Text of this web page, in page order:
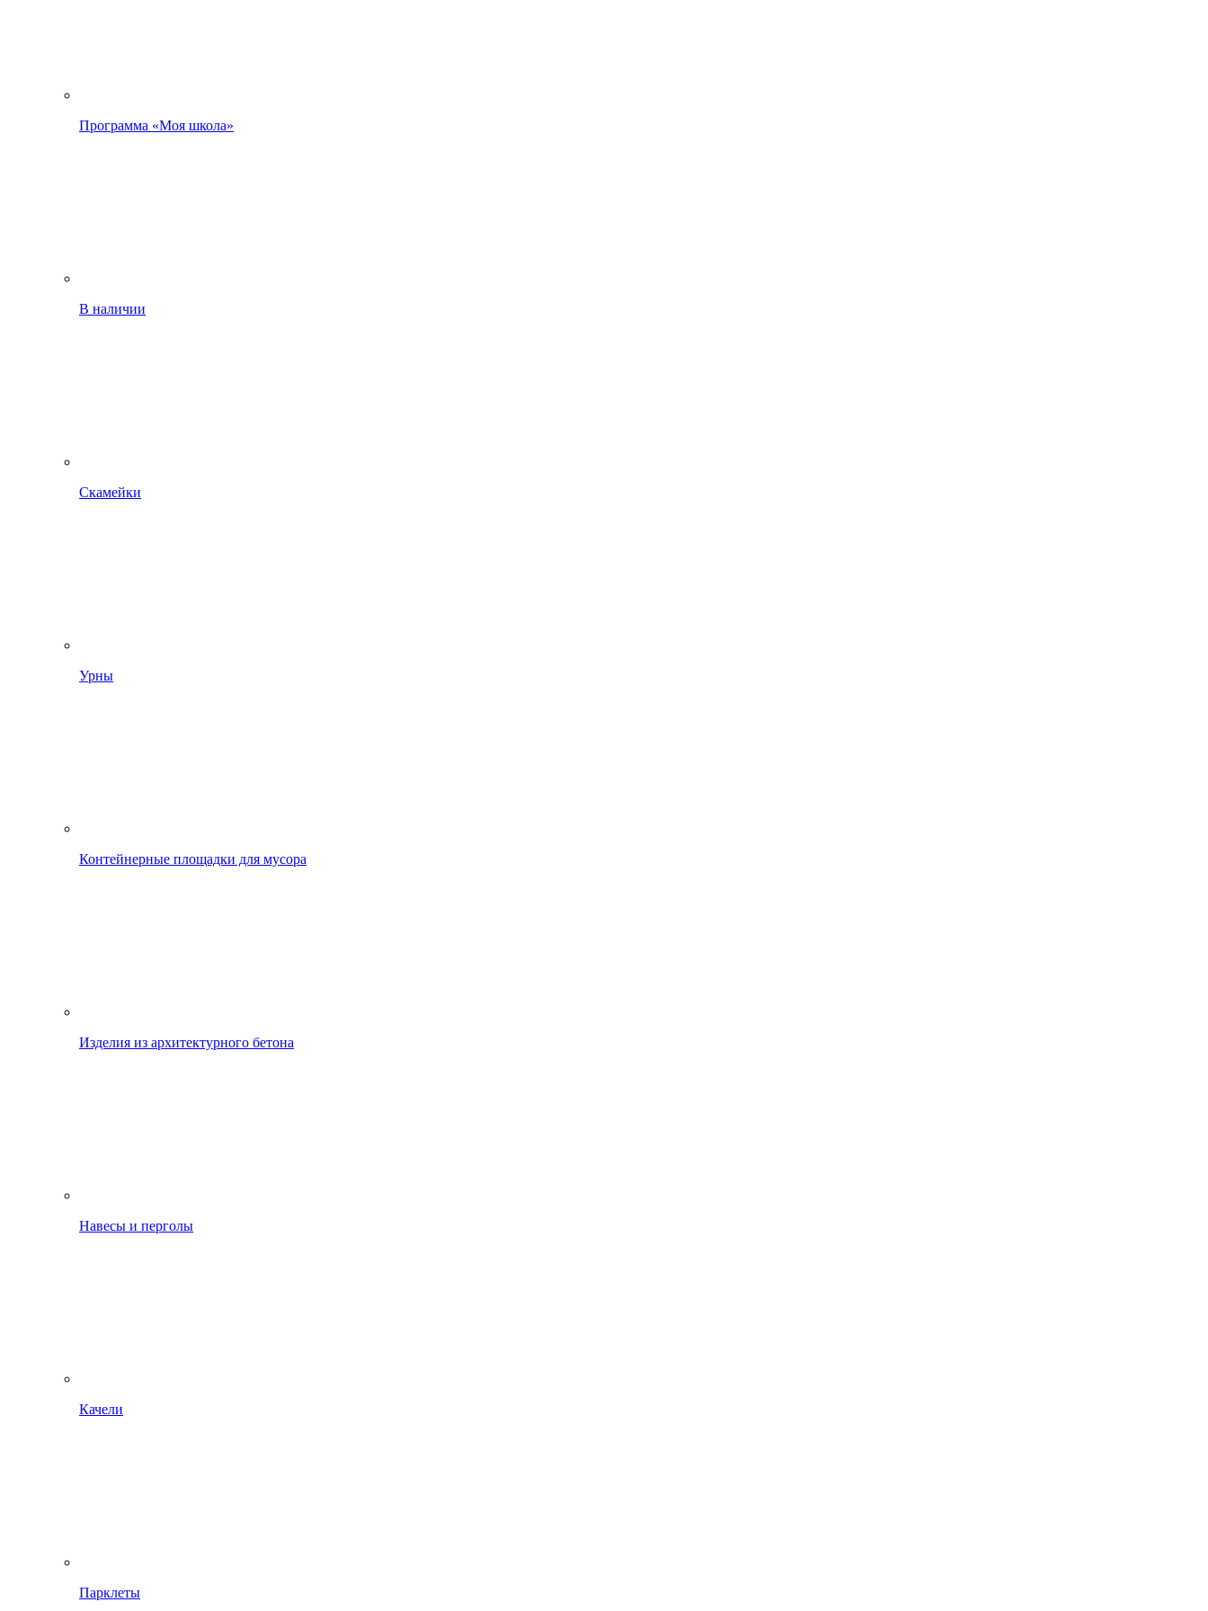
Программа «Моя школа»
В наличии
Скамейки
Урны
Контейнерные площадки для мусора
Изделия из архитектурного бетона
Навесы и перголы
Качели
Парклеты